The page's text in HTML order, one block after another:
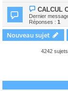
CALCUL
Dernier
Réponses : 1
Nouveau sujet
4242 sujets